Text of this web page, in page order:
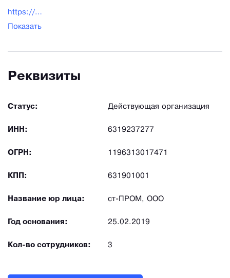
https://ct-prom.ru/
Показать
Реквизиты
Статус: Действующая организация
ИНН: 6319237277
ОГРН: 1196313017471
КПП: 631901001
Название юр лица: ст-ПРОМ, ООО
Год основания: 25.02.2019
Кол-во сотрудников: 3